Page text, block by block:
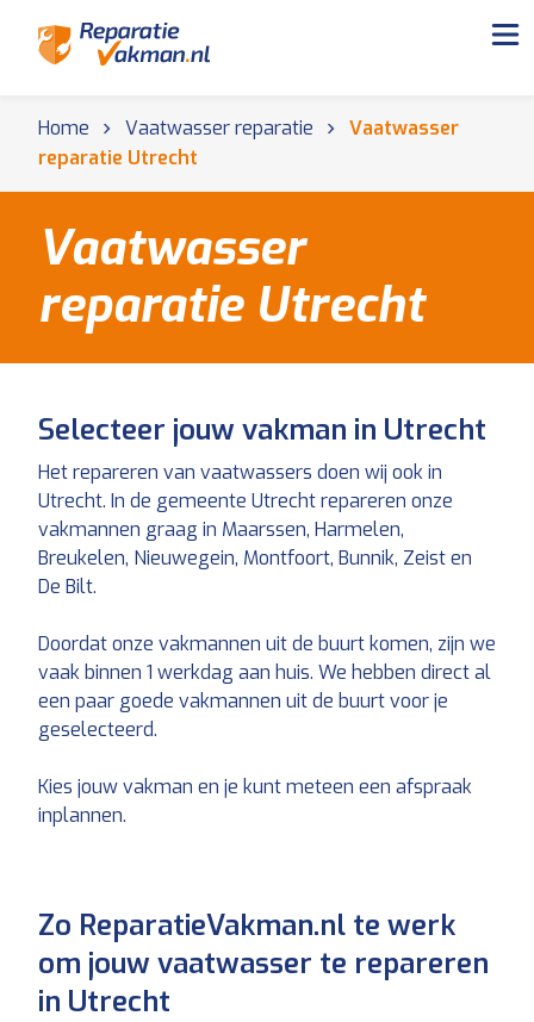
Home Vaatwasser reparatie
Vaatwasser
reparatie Utrecht
Vaatwasser
reparatie Utrecht
Selecteer jouw vakman in Utrecht
Het repareren van vaatwassers doen wij ook in
Utrecht. In de gemeente Utrecht repareren onze
vakmannen graag in Maarssen, Harmelen,
Breukelen, Nieuwegein, Montfoort, Bunnik, Zeist en
De Bilt.
Doordat onze vakmannen uit de buurt komen, zijn we
vaak binnen 1 werkdag aan huis. We hebben direct al
een paar goede vakmannen uit de buurt voor je
geselecteerd.
Kies jouw vakman en je kunt meteen een afspraak
inplannen.
Zo ReparatieVakman.nl te werk
om jouw vaatwasser te repareren
in Utrecht